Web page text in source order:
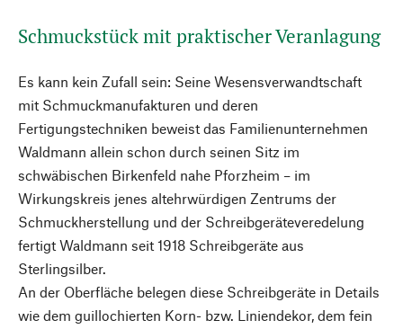
Schmuckstück mit praktischer Veranlagung
Es kann kein Zufall sein: Seine Wesensverwandtschaft
mit Schmuckmanufakturen und deren
Fertigungstechniken beweist das Familienunternehmen
Waldmann allein schon durch seinen Sitz im
schwäbischen Birkenfeld nahe Pforzheim – im
Wirkungskreis jenes altehrwürdigen Zentrums der
Schmuckherstellung und der Schreibgeräteveredelung
fertigt Waldmann seit 1918 Schreibgeräte aus
Sterlingsilber.
An der Oberfläche belegen diese Schreibgeräte in Details
wie dem guillochierten Korn- bzw. Liniendekor, dem fein